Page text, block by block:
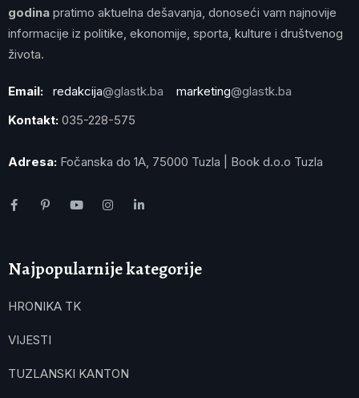
godina pratimo aktuelna dešavanja, donoseći vam najnovije
informacije iz politike, ekonomije, sporta, kulture i društvenog
života.
Email: redakcija@glastk.ba marketing@glastk.ba
Kontakt: 035-228-575
Adresa: Fočanska do 1A, 75000 Tuzla | Book d.o.o Tuzla
Najpopularnije kategorije
HRONIKA TK
VIJESTI
TUZLANSKI KANTON